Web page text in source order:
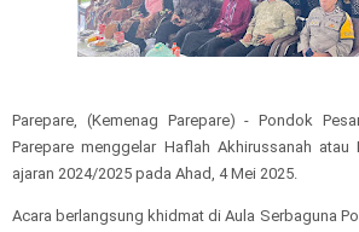
Parepare, (Kemenag Parepare) - Pondok
Parepare menggelar Haflah Akhirussanah atau
ajaran 2024/2025 pada Ahad, 4 Mei 2025.
Acara berlangsung khidmat di Aula Serbaguna